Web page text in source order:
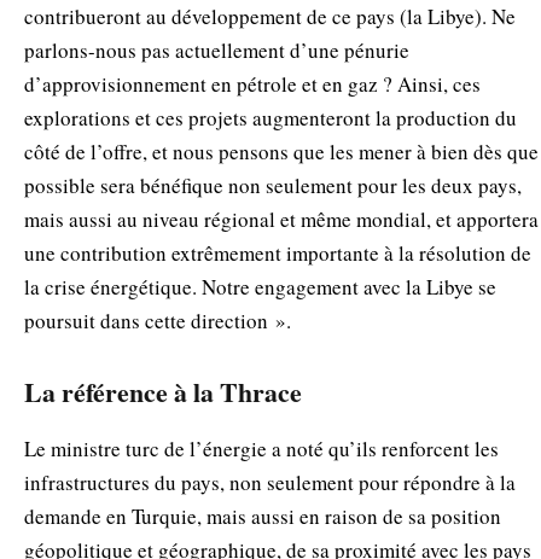
contribueront au développement de ce pays (la Libye). Ne
parlons-nous pas actuellement d’une pénurie
d’approvisionnement en pétrole et en gaz ? Ainsi, ces
explorations et ces projets augmenteront la production du
côté de l’offre, et nous pensons que les mener à bien dès que
possible sera bénéfique non seulement pour les deux pays,
mais aussi au niveau régional et même mondial, et apportera
une contribution extrêmement importante à la résolution de
la crise énergétique. Notre engagement avec la Libye se
poursuit dans cette direction ».
La référence à la Thrace
Le ministre turc de l’énergie a noté qu’ils renforcent les
infrastructures du pays, non seulement pour répondre à la
demande en Turquie, mais aussi en raison de sa position
géopolitique et géographique, de sa proximité avec les pays